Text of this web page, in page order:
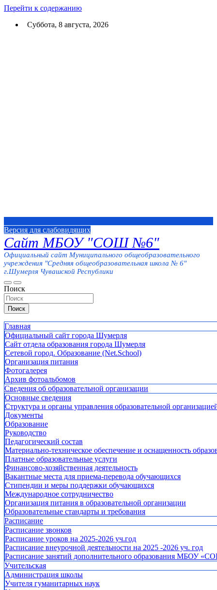
Перейти к содержанию
Суббота, 8 августа, 2026
Версия для слабовидящих
Сайт МБОУ "СОШ №6"
Официальный сайт Муниципального общеобразовательного
учреждения "Средняя общеобразовательная школа № 6"
г.Шумерля Чувашской Республики
Поиск
Поиск
Главная
Официальный сайт города Шумерля
Сайт отдела образования города Шумерля
Сетевой город. Образование (Net.School)
Организация питания
Фотогалерея
Архив фотоальбомов
Сведения об образовательной организации
Основные сведения
Структура и органы управления образовательной
Документы
Образование
Руководство
Педагогический состав
Материально-техническое обеспечение и оснащенность
Платные образовательные услуги
Финансово-хозяйственная деятельность
Вакантные места для приема-перевода обучающихся
Стипендии и меры поддержки обучающихся
Международное сотрудничество
Организация питания в образовательной организации
Образовательные стандарты и требования
Расписание
Расписание звонков
Расписание уроков на 2025-2026 уч.год
Расписание внеурочной деятельности на 2025 -2026 уч. год
Расписание занятий дополнительного образования МБОУ
Учительская
Администрация школы
Учителя гуманитарных наук